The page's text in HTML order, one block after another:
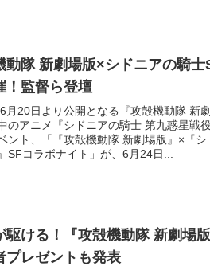
動隊 新劇場版×シドニアの騎士
！監督ら登壇
月20日より公開となる『攻殻機動隊 新
のアニメ『シドニアの騎士 第九惑星戦
ント、「『攻殻機動隊 新劇場版』×『
SFコラボナイト」が、6月24日...
駆ける！『攻殻機動隊 新劇場
プレゼントも発表